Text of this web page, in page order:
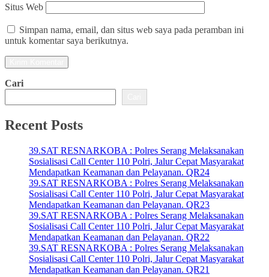
Situs Web
Simpan nama, email, dan situs web saya pada peramban ini
untuk komentar saya berikutnya.
Cari
Recent Posts
39.SAT RESNARKOBA : Polres Serang Melaksanakan
Sosialisasi Call Center 110 Polri, Jalur Cepat Masyarakat
Mendapatkan Keamanan dan Pelayanan. QR24
39.SAT RESNARKOBA : Polres Serang Melaksanakan
Sosialisasi Call Center 110 Polri, Jalur Cepat Masyarakat
Mendapatkan Keamanan dan Pelayanan. QR23
39.SAT RESNARKOBA : Polres Serang Melaksanakan
Sosialisasi Call Center 110 Polri, Jalur Cepat Masyarakat
Mendapatkan Keamanan dan Pelayanan. QR22
39.SAT RESNARKOBA : Polres Serang Melaksanakan
Sosialisasi Call Center 110 Polri, Jalur Cepat Masyarakat
Mendapatkan Keamanan dan Pelayanan. QR21